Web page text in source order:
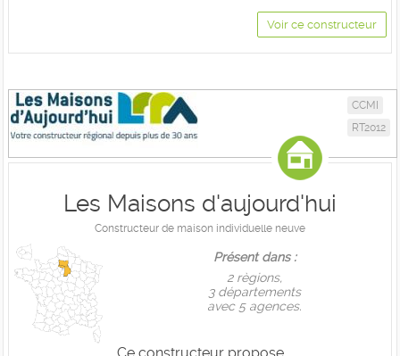
Voir ce constructeur
CCMI
RT2012
Les Maisons d'aujourd'hui
Constructeur de maison individuelle neuve
Présent dans :
2 règions,
3 départements
avec 5 agences.